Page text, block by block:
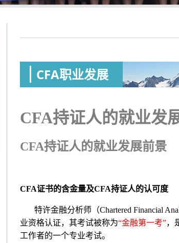
CFA职业发展
CFA持证人的就业发
CFA持证人的就业发展前景
CFA证书的含金量及CFA持证人的认可度
特许金融分析师（Chartered Financial
业资格认证，其考试被称为“金融第一考”，
工作者的一个专业考试。